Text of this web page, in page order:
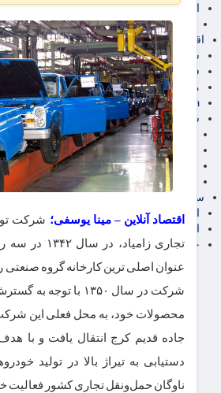
اخبار استان ها
استان تهران
اقتصاد بین الملل
سیاسی
فارکس
مناطق آزاد تجاری
24intermedia
سایر اخبار اقتصادی
عمومی و سرگرمی
فناوری
آگهی رسمی و مزایده
آکادمی آموزش اقتصادی
سایر رسانه ها
اقتصاد فارسی
خرید انواع دیزل ژنراتور
اقتصاد آنلاین – مینا یوسفی؛ شرکت
تجاری زامیاد،
عنوان اصلی ترین کارخانه گروه صنعتی
شرکت در سال ۱۳۵۰ با
جاده قدیم کرج انتقال یافت و با
دستیابی به تیراژ بالا در تولید
ناوگان حمل‌ونقل تجاری کشور فعالیت